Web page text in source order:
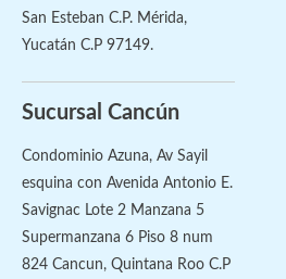
San Esteban C.P. Mérida,
Yucatán C.P 97149.
Sucursal Cancún
Condominio Azuna, Av Sayil
esquina con Avenida Antonio E.
Savignac Lote 2 Manzana 5
Supermanzana 6 Piso 8 num
824 Cancun, Quintana Roo C.P